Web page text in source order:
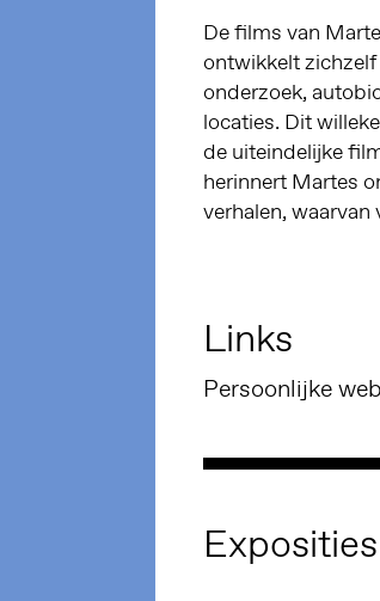
De films van
ontwikkelt
onderzoek,
locaties. Dit
de uiteindelijke
herinnert Martes
verhalen,
Links
Persoonlijke
Exposities